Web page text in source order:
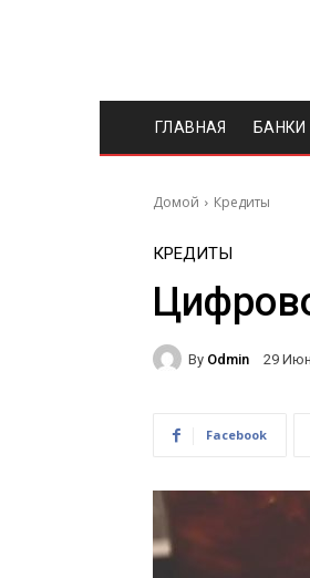
ГЛАВНАЯ БАНКИ
Домой Кредиты
КРЕДИТЫ
By Odmin 29
Facebook